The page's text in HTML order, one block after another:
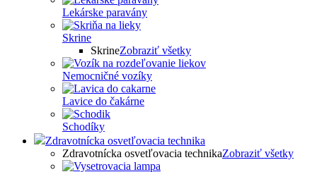
Lekárske paravány
Skrine
SkrineZobraziť všetky
Nemocničné vozíky
Lavice do čakárne
Schodíky
Zdravotnícka osvetľovacia technika
Zdravotnícka osvetľovacia technikaZobraziť všetky